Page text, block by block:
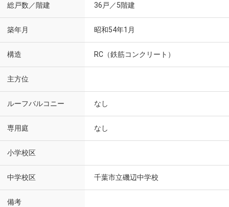
総戸数／階建 36戸／5階建
築年月 昭和54年1月
構造 RC（鉄筋コンクリート）
主方位
ルーフバルコニー なし
専用庭 なし
小学校区
中学校区 千葉市立磯辺中学校
備考